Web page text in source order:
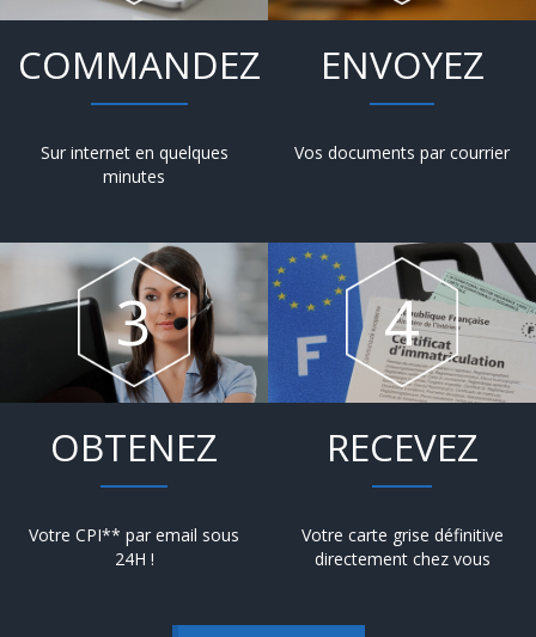
COMMANDEZ
Sur internet en quelques
minutes
ENVOYEZ
Vos documents par courrier
OBTENEZ
Votre CPI** par email sous
24H !
RECEVEZ
Votre carte grise définitive
directement chez vous